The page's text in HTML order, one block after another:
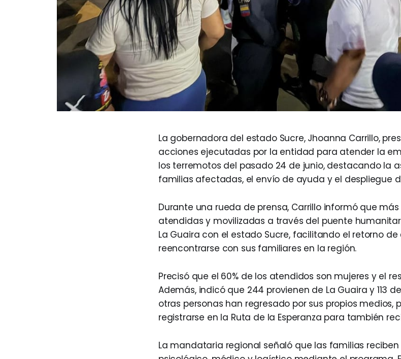
La gobernadora del estado Sucre, Jhoanna Carrillo,
acciones ejecutadas por la entidad para atender la
los terremotos del pasado 24 de junio, destacando la
familias afectadas, el envío de ayuda y el despliegue
Durante una rueda de prensa, Carrillo informó que
atendidas y movilizadas a través del puente
La Guaira con el estado Sucre, facilitando el retorno
reencontrarse con sus familiares en la región.
Precisó que el 60% de los atendidos son mujeres y el
Además, indicó que 244 provienen de La Guaira y 113
otras personas han regresado por sus propios medios,
registrarse en la Ruta de la Esperanza para también
La mandataria regional señaló que las familias